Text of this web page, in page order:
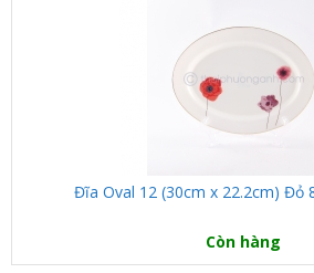
Đĩa Oval 12 (30cm x 22.2cm) Đỏ
Còn hàng